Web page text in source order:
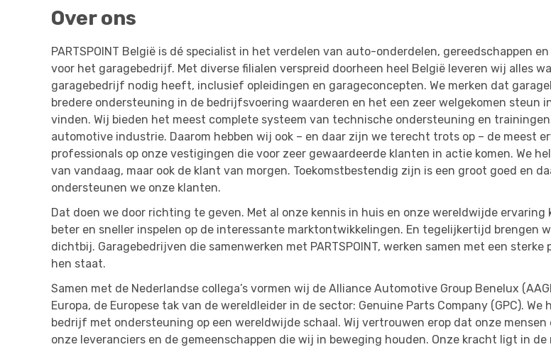
Over ons
PARTSPOINT België is dé specialist in het verdelen van auto-onderdelen, gereedschappen
voor het garagebedrijf. Met diverse filialen verspreid doorheen heel België leveren wij alles
garagebedrijf nodig heeft, inclusief opleidingen en garageconcepten. We merken dat
bredere ondersteuning in de bedrijfsvoering waarderen en het een zeer welgekomen steun
vinden. Wij bieden het meest complete systeem van technische ondersteuning en
automotive industrie. Daarom hebben wij ook – en daar zijn we terecht trots op – de meest
professionals op onze vestigingen die voor zeer gewaardeerde klanten in actie komen. We
van vandaag, maar ook de klant van morgen. Toekomstbestendig zijn is een groot goed en
ondersteunen we onze klanten.
Dat doen we door richting te geven. Met al onze kennis in huis en onze wereldwijde ervaring
beter en sneller inspelen op de interessante marktontwikkelingen. En tegelijkertijd brengen
dichtbij. Garagebedrijven die samenwerken met PARTSPOINT, werken samen met een sterke
hen staat.
Samen met de Nederlandse collega’s vormen wij de Alliance Automotive Group Benelux
Europa, de Europese tak van de wereldleider in de sector: Genuine Parts Company (GPC).
bedrijf met ondersteuning op een wereldwijde schaal. Wij vertrouwen erop dat onze
onze leveranciers en de gemeenschappen die wij in beweging houden. Onze kracht ligt in